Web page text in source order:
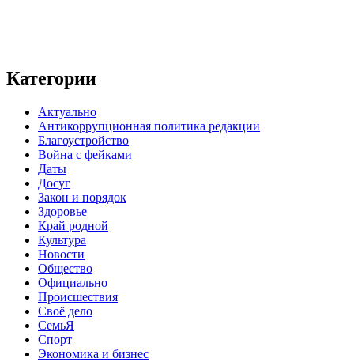
Категории
Актуально
Антикоррупционная политика редакции
Благоустройство
Война с фейками
Даты
Досуг
Закон и порядок
Здоровье
Край родной
Культура
Новости
Общество
Официально
Происшествия
Своё дело
СемьЯ
Спорт
Экономика и бизнес